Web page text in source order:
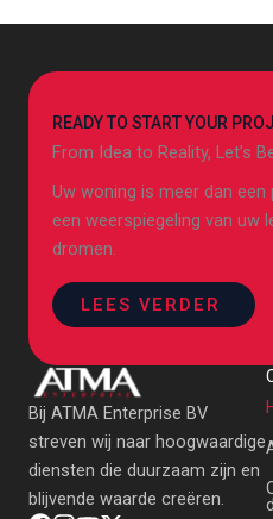
READY TO START YOUR
From Idea to Reality, Let’s
Uw woning is meer dan
een weerspiegeling van uw
dromen.
LEES VERDER
Bij ATMA Enterprise BV
streven wij naar hoogwaardige
diensten die duurzaam zijn en
blijvende waarde creëren.